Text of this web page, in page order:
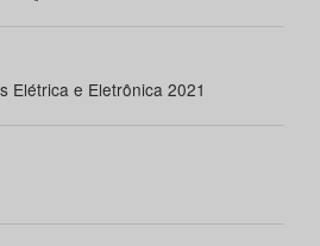
Elétrica e Eletrônica 2021